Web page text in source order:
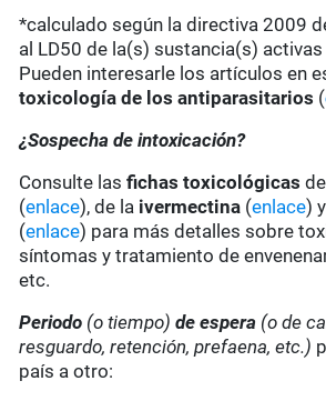
*calculado según la directiva 2009
al LD50 de la(s) sustancia(s)
Pueden interesarle los artículos en
toxicología de los antiparasitarios (
¿Sospecha de intoxicación?
Consulte lasfichas toxicológicas
(enlace), de la ivermectina (enlace)
(enlace) para más detalles sobre
síntomas y tratamiento de
etc.
Periodo (o tiempo) de espera (o de
resguardo, retención, prefaena, etc.)
país a otro: